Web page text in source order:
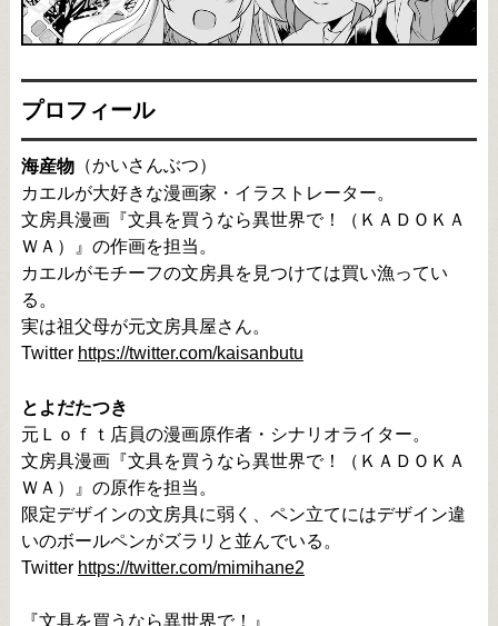
プロフィール
海産物（かいさんぶつ）
カエルが大好きな漫画家・イラストレーター。
文房具漫画『文具を買うなら異世界で！（ＫＡＤＯＫＡ
ＷＡ）』の作画を担当。
カエルがモチーフの文房具を見つけては買い漁ってい
る。
実は祖父母が元文房具屋さん。
Twitter https://twitter.com/kaisanbutu
とよだたつき
元Ｌｏｆｔ店員の漫画原作者・シナリオライター。
文房具漫画『文具を買うなら異世界で！（ＫＡＤＯＫＡ
ＷＡ）』の原作を担当。
限定デザインの文房具に弱く、ペン立てにはデザイン違
いのボールペンがズラリと並んでいる。
Twitter https://twitter.com/mimihane2
『文具を買うなら異世界で！』